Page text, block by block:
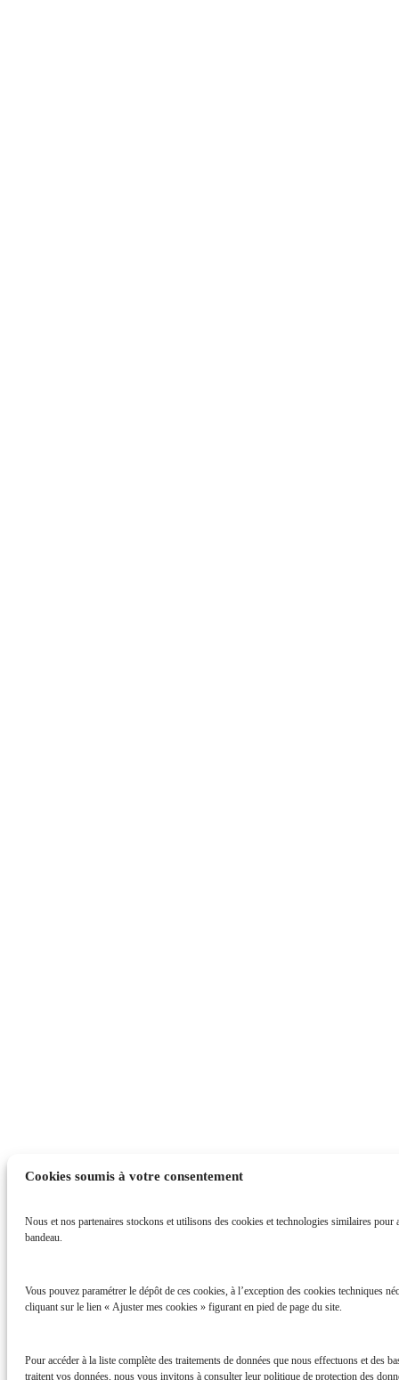
Cookies soumis à votre consentement
Nous et nos partenaires stockons et utilisons des cookies et technologies similaires
bandeau.
Vous pouvez paramétrer le dépôt de ces cookies, à l’exception des cookies techniques
cliquant sur le lien « Ajuster mes cookies » figurant en pied de page du site.
Pour accéder à la liste complète des traitements de données que nous effectuons et
traitent vos données, nous vous invitons à consulter leur politique de protection des